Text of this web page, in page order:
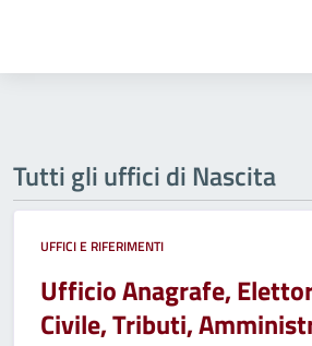
Tutti gli uffici di Nascita
UFFICI E RIFERIMENTI
Ufficio Anagrafe,
Civile, Tributi,